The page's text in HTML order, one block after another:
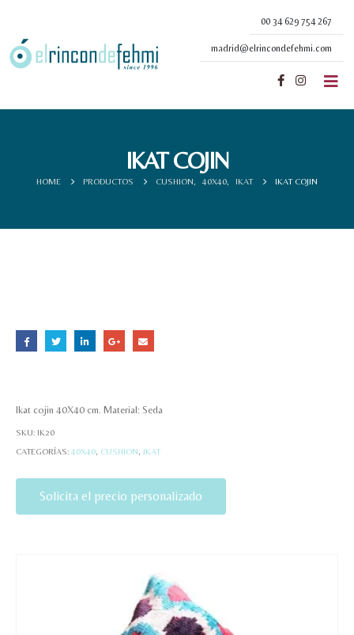
00 34 629 754 267
madrid@elrincondefehmi.com
IKAT COJIN
HOME PRODUCTOS CUSHION 40X40 IKAT IKAT COJIN
Ikat cojin 40X40 cm. Material: Seda
SKU: IK20
CATEGORÍAS: 40X40 CUSHION IKAT
Solicita el precio personalizado